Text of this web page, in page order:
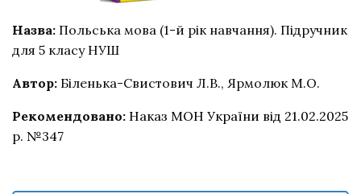
Назва: Польська мова (1-й рік навчання). Підручник
для 5 класу НУШ
Автор: Біленька-Свистович Л.В., Ярмолюк М.О.
Рекомендовано: Наказ МОН України від 21.02.2025
р. №347